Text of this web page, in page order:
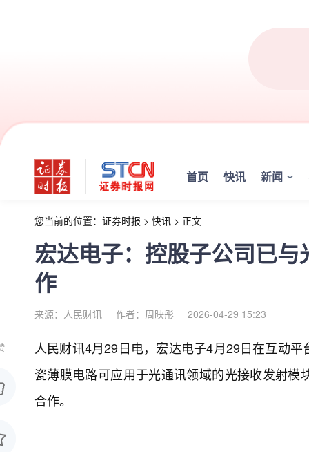
首页 快讯 新闻
您当前的位置： 证券时报 > 快讯 > 正文
宏达电子：控股子公司已
作
来源：人民财讯 作者：周映彤 2026-04-29 15:23
人民财讯4月29日电， 宏达电子4月29日在互动
瓷薄膜电路可应用于光通讯领域的光接收发射
合作。